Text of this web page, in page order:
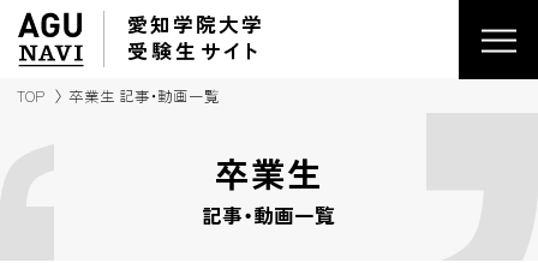
愛知学院大学
受験生 サイ ト
TOP 卒業生 記事・動画一覧
卒業生
記事・動画一覧